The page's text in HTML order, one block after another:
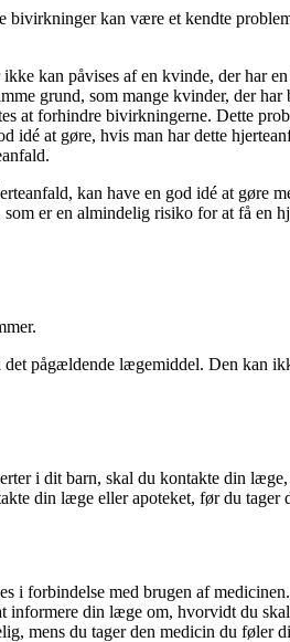
kan være et kendte
kan påvises af en kvinde, der har
grund, som mange kvinder, der
at forhindre bivirkningerne. Dette
at gøre, hvis man har dette
kan have en god idé at
er en almindelig risiko for at få
pågældende lægemiddel. Den kan
i dit barn, skal du kontakte din
din læge eller apoteket, før du tager
i forbindelse med brugen af
din læge om, hvorvidt du
mens du tager den medicin du